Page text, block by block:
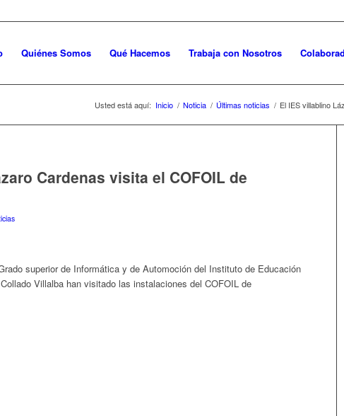
Quiénes Somos Qué Hacemos Trabaja con Nosotros
Usted está aquí: Inicio / Noticia / Últimas noticias / El IES villablino
Cardenas visita el COFOIL de
superior de Informática y de Automoción del Instituto de Educación
Villalba han visitado las instalaciones del COFOIL de